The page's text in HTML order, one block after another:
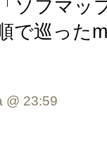
ソフマ
で巡った
23:59